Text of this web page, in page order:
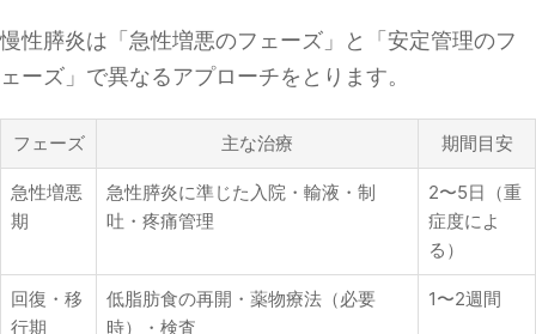
慢性膵炎は「急性増悪のフェーズ」と「安定管理のフ
ェーズ」で異なるアプローチをとります。
フェーズ 主な治療 期間目安
急性増悪
期
急性膵炎に準じた入院・輸液・制
吐・疼痛管理
2〜5日（重
症度によ
る）
回復・移
行期
低脂肪食の再開・薬物療法（必要
時）・検査
1〜2週間